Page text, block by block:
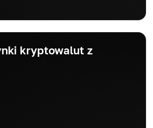
kryptowalut z